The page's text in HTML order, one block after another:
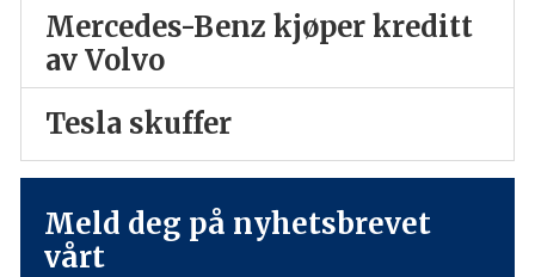
Mercedes-Benz kjøper kreditt
av Volvo
Tesla skuffer
Meld deg på nyhetsbrevet
vårt